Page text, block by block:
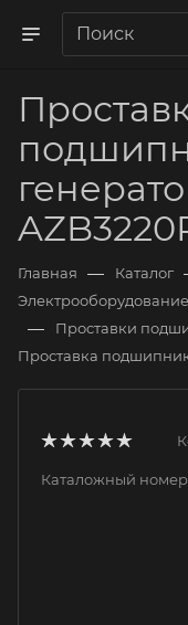
Главная — Каталог
Электрооборудование
— Проставки
Проставка
Каталожный номер